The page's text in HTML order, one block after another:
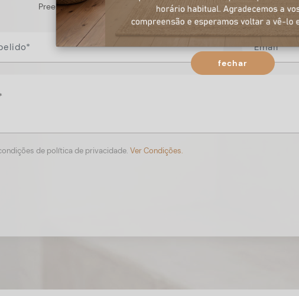
Preencha o formulário, e num curto espaço de tempo, temos
de política de privacidade. Ver Condições.
fechar